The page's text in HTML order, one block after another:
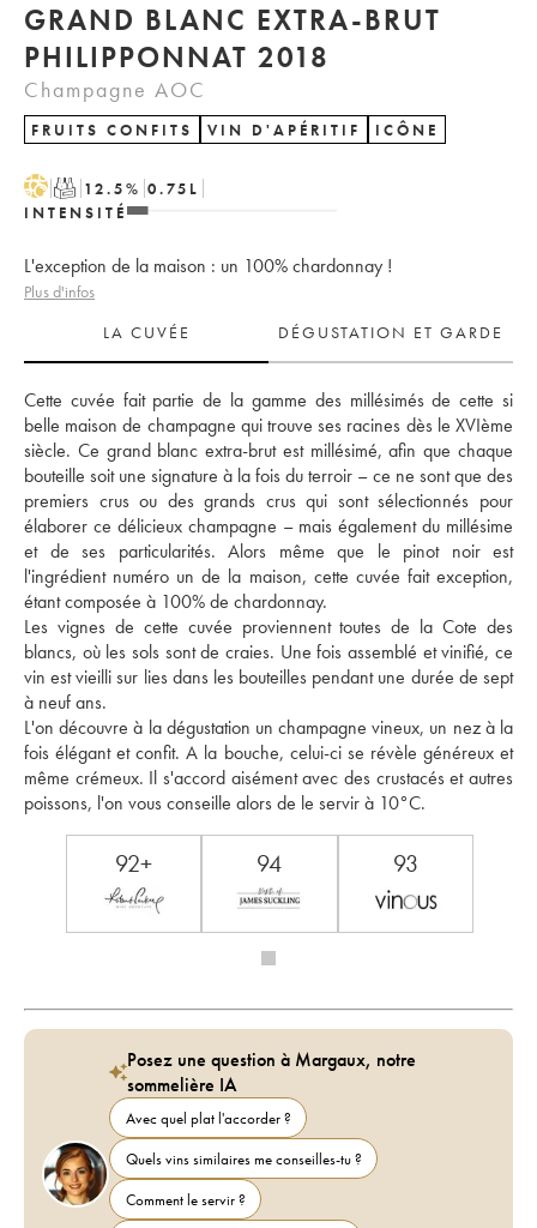
GRAND BLANC EXTRA-BRUT
PHILIPPONNAT 2018
Champagne AOC
FRUITS CONFITS VIN D'APÉRITIF ICÔNE
HT 12.5% 0.75 L
INTENSITÉ
L'exception de la maison : un 100% chardonnay !
Plus d'infos
LA CUVÉE
DÉGUSTATION ET GARDE
Cette cuvée fait partie de la gamme des millésimés de cette si
belle maison de champagne qui trouve ses racines dès le XVIème
siècle. Ce grand blanc extra-brut est millésimé, afin que chaque
bouteille soit une signature à la fois du terroir – ce ne sont que des
premiers crus ou des grands crus qui sont sélectionnés pour
élaborer ce délicieux champagne – mais également du millésime
et de ses particularités. Alors même que le pinot noir est
l'ingrédient numéro un de la maison, cette cuvée fait exception,
étant composée à 100% de chardonnay.
Les vignes de cette cuvée proviennent toutes de la Cote des
blancs, où les sols sont de craies. Une fois assemblé et vinifié, ce
vin est vieilli sur lies dans les bouteilles pendant une durée de sept
à neuf ans.
L'on découvre à la dégustation un champagne vineux, un nez à la
fois élégant et confit. A la bouche, celui-ci se révèle généreux et
même crémeux. Il s'accord aisément avec des crustacés et autres
92+ 94 93
Posez une question à Margaux, notre
sommelière IA
Avec quel plat l'accorder ?
Quels vins similaires me conseilles-tu ?
Comment le servir ?